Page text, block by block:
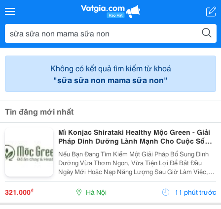
Không có kết quả tìm kiếm từ khoá
"sữa sữa non mama sữa non"
Tin đăng mới nhất
Mì Konjac Shirataki Healthy Mộc Green - Giải
Pháp Dinh Dưỡng Lành Mạnh Cho Cuộc Sống
Hiện Đại
Nếu Bạn Đang Tìm Kiếm Một Giải Pháp Bổ Sung Dinh
Dưỡng Vừa Thơm Ngon, Vừa Tiện Lợi Để Bắt Đầu
Ngày Mới Hoặc Nạp Năng Lượng Sau Giờ Làm Việc,
Thì Mì Konjac Shirataki Healthy Mộc Green Chính Là
Lựa Chọn Hoàn Hảo. Vì Sao Nên Lựa Chọn Mì Konjac...
321.000₫ Hà Nội 11 phút trước